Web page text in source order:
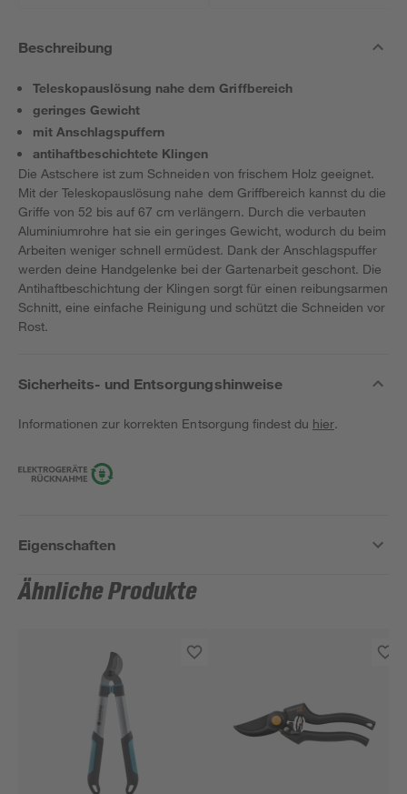
Beschreibung
Teleskopauslösung nahe dem Griffbereich
geringes Gewicht
mit Anschlagspuffern
antihaftbeschichtete Klingen
Die Astschere ist zum Schneiden von frischem Holz geeignet.
Mit der Teleskopauslösung nahe dem Griffbereich kannst du die
Griffe von 52 bis auf 67 cm verlängern. Durch die verbauten
Aluminiumrohre hat sie ein geringes Gewicht, wodurch du beim
Arbeiten weniger schnell ermüdest. Dank der Anschlagspuffer
werden deine Handgelenke bei der Gartenarbeit geschont. Die
Antihaftbeschichtung der Klingen sorgt für einen reibungsarmen
Schnitt, eine einfache Reinigung und schützt die Schneiden vor
Rost.
Sicherheits- und Entsorgungshinweise
Informationen zur korrekten Entsorgung findest du hier.
Eigenschaften
Ähnliche Produkte